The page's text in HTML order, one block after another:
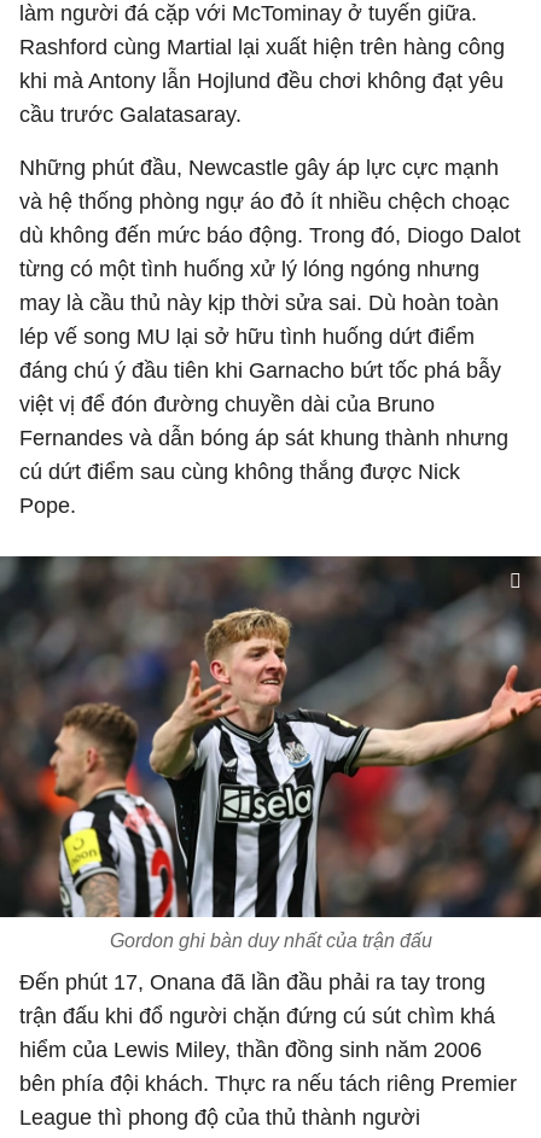
làm người đá cặp với McTominay ở tuyến giữa.
Rashford cùng Martial lại xuất hiện trên hàng công
khi mà Antony lẫn Hojlund đều chơi không đạt yêu
cầu trước Galatasaray.
Những phút đầu, Newcastle gây áp lực cực mạnh
và hệ thống phòng ngự áo đỏ ít nhiều chệch choạc
dù không đến mức báo động. Trong đó, Diogo Dalot
từng có một tình huống xử lý lóng ngóng nhưng
may là cầu thủ này kịp thời sửa sai. Dù hoàn toàn
lép vế song MU lại sở hữu tình huống dứt điểm
đáng chú ý đầu tiên khi Garnacho bứt tốc phá bẫy
việt vị để đón đường chuyền dài của Bruno
Fernandes và dẫn bóng áp sát khung thành nhưng
cú dứt điểm sau cùng không thắng được Nick
Pope.
Gordon ghi bàn duy nhất của trận đấu
Đến phút 17, Onana đã lần đầu phải ra tay trong
trận đấu khi đổ người chặn đứng cú sút chìm khá
hiểm của Lewis Miley, thần đồng sinh năm 2006
bên phía đội khách. Thực ra nếu tách riêng Premier
League thì phong độ của thủ thành người